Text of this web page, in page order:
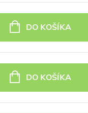
DO KOŠÍKA
DO KOŠÍKA